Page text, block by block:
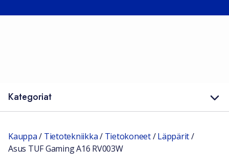
Kategoriat
Kauppa/ Tietotekniikka/ Tietokoneet/Läppärit/
Asus TUF Gaming A16 RV003W